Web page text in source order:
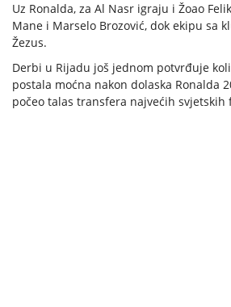
Uz Ronalda, za Al Nasr igraju i Žoao
Mane i Marselo Brozović, dok ekipu sa
Žezus.
Derbi u Rijadu još jednom potvrđuje
postala moćna nakon dolaska Ronalda
počeo talas transfera najvećih svjetskih